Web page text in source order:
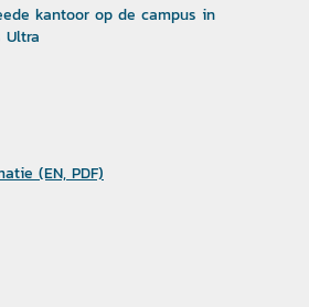
kantoor op de campus in
Ultra
(EN, PDF)